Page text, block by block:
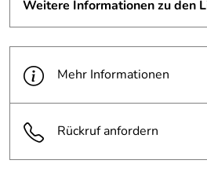
Borsten nach unten - auf ein
über Nacht trocknen.
Weitere Informationen zu den
Mehr Informationen
Rückruf anfordern